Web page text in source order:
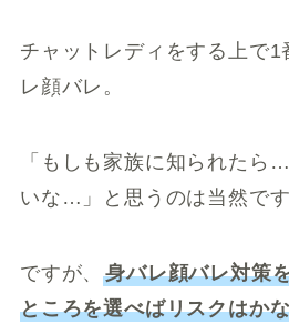
チャットレディをする上で
レ顔バレ。
「もしも家族に知られたら
いな…」と思うのは当然です
ですが、身バレ顔バレ対策
ところを選べばリスクはか